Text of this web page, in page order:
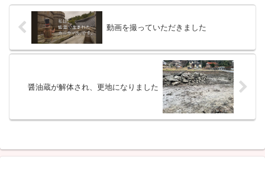
動画を撮っていただきました
醤油蔵が解体され、更地になりました